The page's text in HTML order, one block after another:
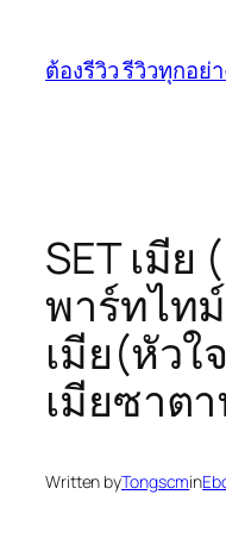
content
ต้องรีวิว รีวิวทุกอย่
SET เมีย
พาร์ทไท
เมีย(หัว
เมียซาต
Written byTongscmin